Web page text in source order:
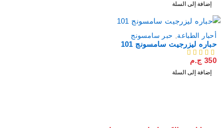
إضافة إلى السلة
أحبار الطباعة, حبر سامسونج
حباره ليزرجيت سامسونج 101
350 ج.م
إضافة إلى السلة